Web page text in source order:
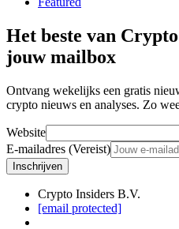
Het beste van
jouw mailbox
Ontvang wekelijks een gratis
crypto nieuws en analyses. Zo
Website
E-mailadres (Vereist)
Inschrijven
Crypto Insiders B.V.
[email protected]